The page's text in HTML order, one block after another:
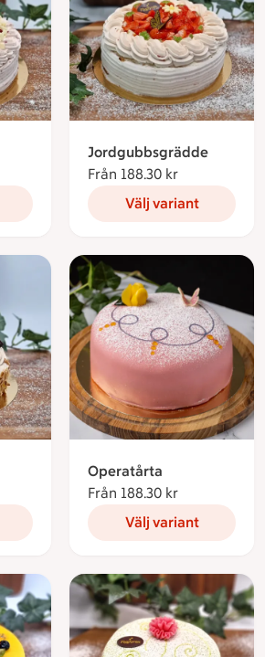
188.30 kronor
Jordgubbsgrädde
Från 188.30 kr
Välj variant
235.60 kronor
Operatårta
Från 188.30 kr
Välj variant